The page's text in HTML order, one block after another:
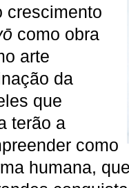
crescimento
como obra
arte
da
que
terão a
como
humana,